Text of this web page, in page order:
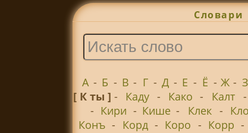
Словари
А - Б - В - Г - Д - Е - Ё - Ж - З
[ К ты ] - Каду - Како - Калт -
- Кири - Кише - Клек -
Конъ - Корд - Коро - Корр -